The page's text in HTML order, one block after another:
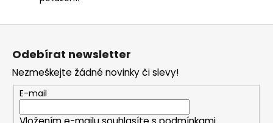
Z
Odebírat newsletter
Nezmeškejte žádné novinky či slevy!
E-mail